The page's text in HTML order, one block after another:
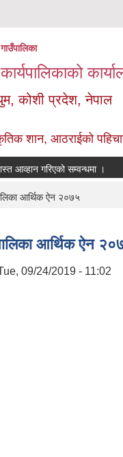
कोशी प्रदेश, नेपाल
शान, आठराईको
गरिएको सम्वन्धमा ।
आर्थिक ऐन २०७५
आर्थिक ऐन
09/24/2019 - 11:02